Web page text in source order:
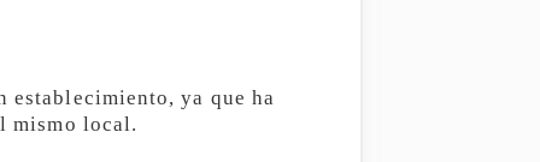
establecimiento, ya que ha
mismo local.